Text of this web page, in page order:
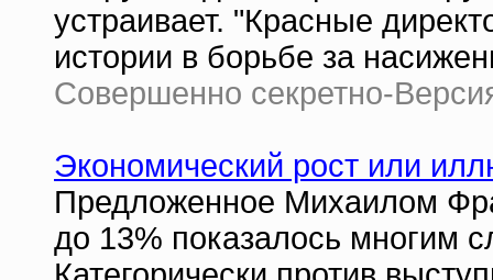
устраивает. "Красные
истории в борьбе за
Совершенно секретно-
Экономический рост или
Предложенное Михаилом
до 13% показалось многим